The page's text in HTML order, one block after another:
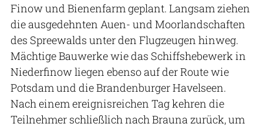
Finow und Bienenfarm geplant. Langsam ziehen
die ausgedehnten Auen- und Moorlandschaften
des Spreewalds unter den Flugzeugen hinweg.
Mächtige Bauwerke wie das Schiffshebewerk in
Niederfinow liegen ebenso auf der Route wie
Potsdam und die Brandenburger Havelseen.
Nach einem ereignisreichen Tag kehren die
Teilnehmer schließlich nach Brauna zurück, um